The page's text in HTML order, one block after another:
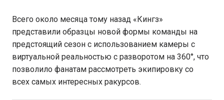
Всего около месяца тому назад «Кингз»
представили образцы новой формы команды на
предстоящий сезон с использованием камеры с
виртуальной реальностью с разворотом на 360°, что
позволило фанатам рассмотреть экипировку со
всех самых интересных ракурсов.